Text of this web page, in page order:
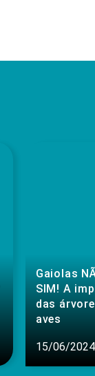
Gaiolas
SIM! A
das
aves
15/06/2024